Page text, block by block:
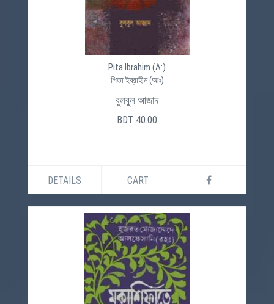
Pita Ibrahim (A:)
পিতা ইব্রাহীম (আঃ)
বুলবুল আজাদ
BDT 40.00
DETAILS CART